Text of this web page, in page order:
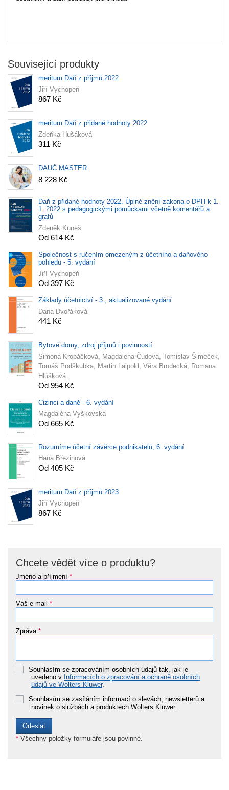
Související produkty
meritum Daň z příjmů 2022
Jiří Vychopeň
867 Kč
meritum Daň z přidané hodnoty 2022
Zdeňka Hušáková
311 Kč
DAUČ MASTER
8 228 Kč
Daň z přidané hodnoty 2022. Úplné znění zákona o DPH k 1.
1. 2022 s pedagogickými pomůckami včetně komentářů a
grafů
Zdeněk Kuneš
Od 614 Kč
Společnost s ručením omezeným z účetního a daňového
pohledu - 5. vydání
Jiří Vychopeň
Od 397 Kč
Základy účetnictví - 3., aktualizované vydání
Dana Dvořáková
441 Kč
Bytové domy, zdroj příjmů i povinností
Simona Kropáčková, Magdalena Čudová, Tomislav Šimeček,
Tomáš Podškubka, Martin Laipold, Věra Brodecká, Romana
Hlúšková
Od 954 Kč
Cizinci a daně - 6. vydání
Magdaléna Vyškovská
Od 665 Kč
Rozumíme účetní závěrce podnikatelů, 6. vydání
Hana Březinová
Od 405 Kč
meritum Daň z příjmů 2023
Jiří Vychopeň
867 Kč
Chcete vědět více o produktu?
Jméno a příjmení *
Váš e-mail *
Zpráva *
Souhlasím se zpracováním osobních údajů tak, jak je
uvedeno v Informacích o zpracování a ochraně osobních
údajů ve Wolters Kluwer.
Souhlasím se zasíláním informací o slevách, newsletterů a
novinek o službách a produktech Wolters Kluwer.
* Všechny položky formuláře jsou povinné.